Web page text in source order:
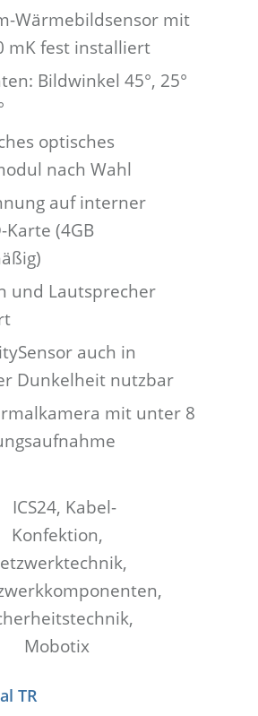
Wärmebildsensor mit
mK fest installiert
Bildwinkel 45°, 25°
optisches
nach Wahl
auf interner
Karte (4GB
und Lautsprecher
auch in
Dunkelheit nutzbar
mit unter 8
TR